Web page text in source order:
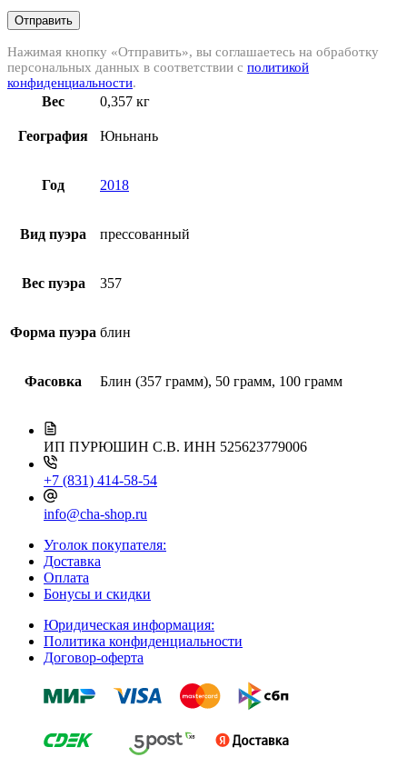
Отправить
Нажимая кнопку «Отправить», вы соглашаетесь на обработку
персональных данных в соответствии с политикой
конфиденциальности.
Вес 0,357 кг
География Юньнань
Год 2018
Вид пуэра прессованный
Вес пуэра 357
Форма пуэра блин
Фасовка Блин (357 грамм), 50 грамм, 100 грамм
ИП ПУРЮШИН С.В. ИНН 525623779006
+7 (831) 414-58-54
info@cha-shop.ru
Уголок покупателя:
Доставка
Оплата
Бонусы и скидки
Юридическая информация:
Политика конфиденциальности
Договор-оферта